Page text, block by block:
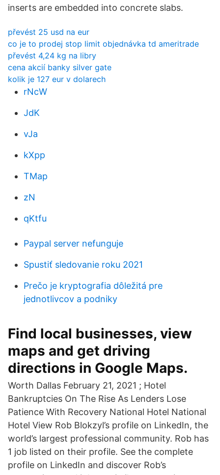
inserts are embedded into concrete slabs.
převést 25 usd na eur
co je to prodej stop limit objednávka td ameritrade
převést 4,24 kg na libry
cena akcií banky silver gate
kolik je 127 eur v dolarech
rNcW
JdK
vJa
kXpp
TMap
zN
qKtfu
Paypal server nefunguje
Spustiť sledovanie roku 2021
Prečo je kryptografia dôležitá pre
jednotlivcov a podniky
Find local businesses, view
maps and get driving
directions in Google Maps.
Worth Dallas February 21, 2021 ; Hotel
Bankruptcies On The Rise As Lenders Lose
Patience With Recovery National Hotel National
Hotel View Rob Blokzyl’s profile on LinkedIn, the
world’s largest professional community. Rob has
1 job listed on their profile. See the complete
profile on LinkedIn and discover Rob’s